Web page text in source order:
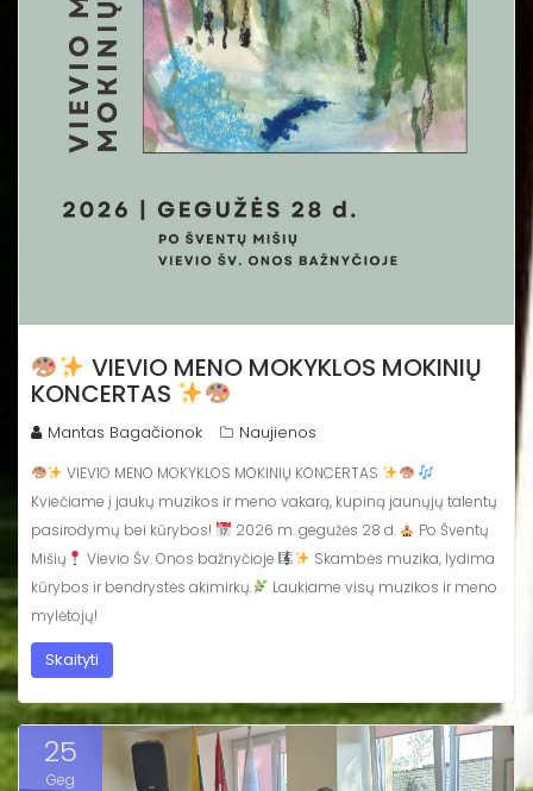
VIEVIO MENO MOKYKLOS MOKINIŲ
KONCERTAS
Mantas Bagačionok Naujienos
VIEVIO MENO MOKYKLOS MOKINIŲ KONCERTAS
Kviečiame į jaukų muzikos ir meno vakarą, kupiną jaunųjų talentų
pasirodymų bei kūrybos!
2026 m. gegužės 28 d.
Po Šventų
Mišių
Vievio Šv. Onos bažnyčioje
Skambės muzika, lydima
kūrybos ir bendrystės akimirkų.
Laukiame visų muzikos ir meno
mylėtojų!
Skaityti
25
Geg